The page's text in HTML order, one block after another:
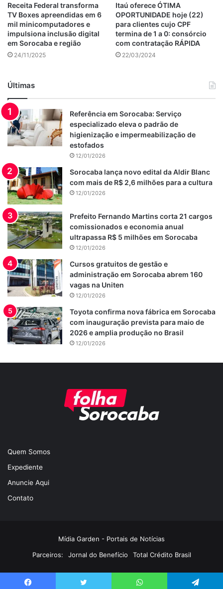
Receita Federal transforma
TV Boxes apreendidas em 6
mil minicomputadores e
impulsiona inclusão digital
em Sorocaba e região
24/11/2025
Itaú oferece ÓTIMA
OPORTUNIDADE hoje (22)
para clientes cujo CPF
termina de 1 a 0: consórcio
com contratação RÁPIDA
22/03/2024
Últimas
Referência em Sorocaba: Serviço
especializado eleva o padrão de
higienização e impermeabilização de
estofados
12/01/2026
Sorocaba lança novo edital da Aldir Blanc
com mais de R$ 2,6 milhões para a cultura
12/01/2026
Prefeito Fernando Martins corta 21 cargos
comissionados e economia anual
ultrapassa R$ 5 milhões em Sorocaba
12/01/2026
Cursos gratuitos de gestão e
administração em Sorocaba abrem 160
vagas na Uniten
12/01/2026
Toyota confirma nova fábrica em Sorocaba
com inauguração prevista para maio de
2026 e amplia produção no Brasil
12/01/2026
Quem Somos
Expediente
Anuncie Aqui
Contato
Mídia Garden - Portais de Notícias
Parceiros:
Jornal do Benefício Total Crédito Brasil